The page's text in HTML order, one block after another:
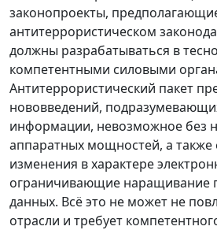
законопроекты,
антитеррористическом
должны разрабатываться в
компетентными силовыми
Антитеррористический пакет
нововведений,
информации, невозможное без
аппаратных мощностей, а также
изменения в характере
ограничивающие наращивание
данных. Всё это не может не
отрасли и требует